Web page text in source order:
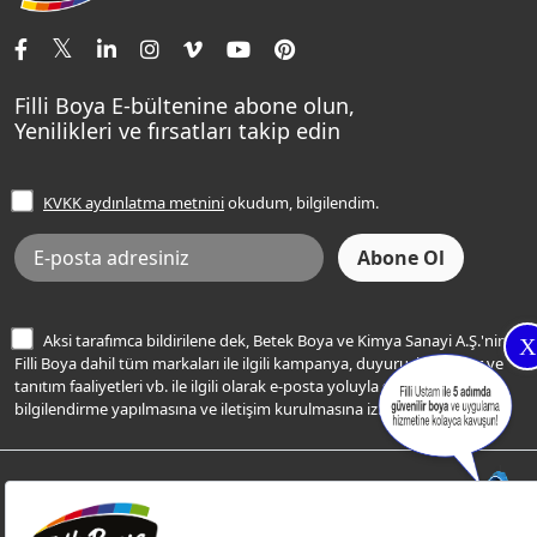
X
Tavan Boyaları
Ev Bakım ve Hobi Boyaları
Yatak Odası Renkleri
Sentomaxx Sentetik Boya
Sentomaxx İpeksi Mat
Momento Life
Şampanya Rengi
Açık Mavi Rengi
Frezya Rengi
İletişim Bilgilerimiz
Renk Danışma
Filli Ustam
Sıkça Sorulan Sorular
Ücretsiz Yalıtım Keşif Hizmeti
Bilgi Toplumu Hizmetleri
İnternet Sitesi Kullanım Koşulları
KVKK Talep Formu
KVKK Aydınlatma Metni
Filli Boya E-bültenine abone olun,
Yenilikleri ve fırsatları takip edin
KVKK aydınlatma metniniokudum, bilgilendim.
Aksi tarafımca bildirilene dek, Betek Boya ve Kimya Sanayi A.Ş.'nin
Filli Boya dahil tüm markaları ile ilgili kampanya, duyuru, hizmetler ve
tanıtım faaliyetleri vb. ile ilgili olarak e-posta yoluyla şahsıma
bilgilendirme yapılmasına ve iletişim kurulmasına izin veriyorum.